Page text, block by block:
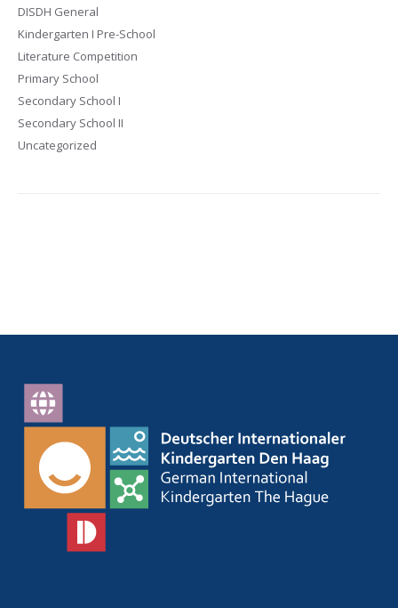
DISDH General
Kindergarten I Pre-School
Literature Competition
Primary School
Secondary School I
Secondary School II
Uncategorized